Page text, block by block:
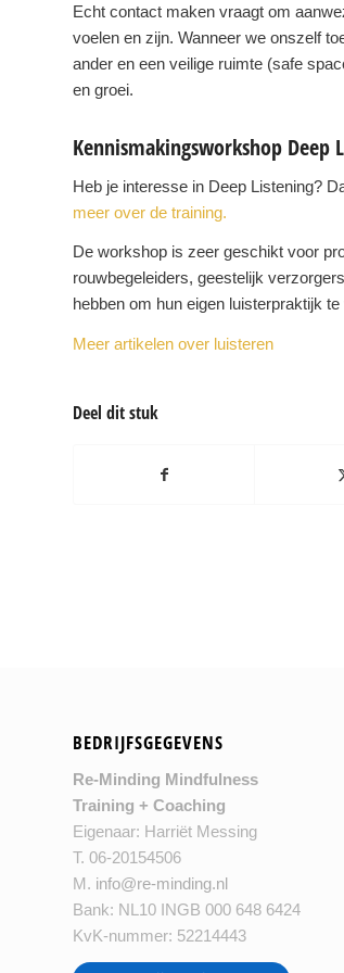
Echt contact maken vraagt om
voelen en zijn. Wanneer we onszelf
ander en een veilige ruimte (safe
en groei.
Kennismakingsworkshop Deep
Heb je interesse in Deep Listening?
meer over de training.
De workshop is zeer geschikt voor
rouwbegeleiders, geestelijk
hebben om hun eigen luisterpraktijk te
Meer artikelen over luisteren
Deel dit stuk
BEDRIJFSGEGEVENS
Re-Minding Mindfulness
Training + Coaching
Eigenaar: Harriët Messing
T. 06-20154506
M. info@re-minding.nl
Bank: NL10 INGB 000 648 6424
KvK-nummer: 52214443